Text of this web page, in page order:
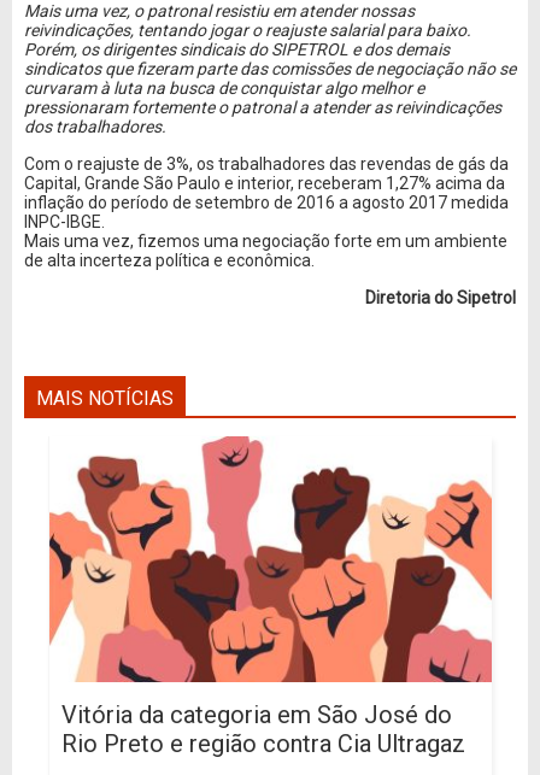
Mais uma vez, o patronal resistiu em atender nossas
reivindicações, tentando jogar o reajuste salarial para baixo.
Porém, os dirigentes sindicais do SIPETROL e dos demais
sindicatos que fizeram parte das comissões de negociação não se
curvaram à luta na busca de conquistar algo melhor e
pressionaram fortemente o patronal a atender as reivindicações
dos trabalhadores.
Com o reajuste de 3%, os trabalhadores das revendas de gás da
Capital, Grande São Paulo e interior, receberam 1,27% acima da
inflação do período de setembro de 2016 a agosto 2017 medida
INPC-IBGE.
Mais uma vez, fizemos uma negociação forte em um ambiente
de alta incerteza política e econômica.
Diretoria do Sipetrol
MAIS NOTÍCIAS
Vitória da categoria em São José do
Rio Preto e região contra Cia Ultragaz